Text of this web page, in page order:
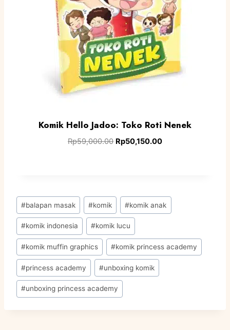
Komik Hello Jadoo: Toko Roti Nenek
Rp59,000.00 Rp50,150.00
#balapan masak #komik #komik anak
#komik indonesia #komik lucu
#komik muffin graphics #komik princess academy
#princess academy #unboxing komik
#unboxing princess academy